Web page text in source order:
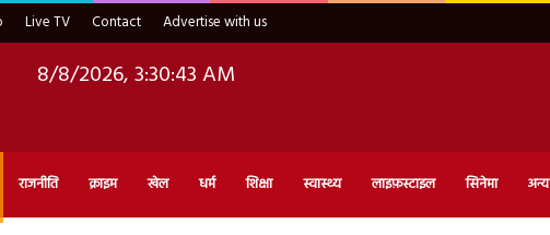
Live TV Contact Advertise with us
8/8/2026, 3:30:45 AM
राजनीति क्राइम खेल धर्म शिक्षा स्वास्थ्य लाइफ़स्टाइल सिनेमा अन्य